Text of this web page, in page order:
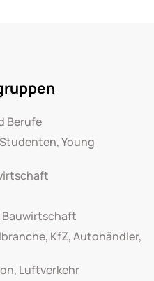
Berufe
Young
KfZ, Autohändler,
Luftverkehr